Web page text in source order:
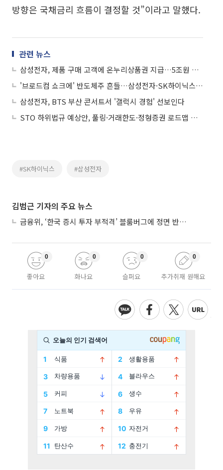
방향은 국채금리 흐름이 결정할 것”이라고 말했다.
관련 뉴스
삼성전자, 제품 구매 고객에 온누리상품권 지급…5조원 사회 기여 첫발
'브로드컴 쇼크에' 반도체주 흔들…삼성전자·SK하이닉스 '급락'
삼성전자, BTS 부산 콘서트서 '갤럭시 경험' 선보인다
STO 하위법규 예상안, 풀링·거래한도·정형증권 로드맵 제시
#SK하이닉스 #삼성전자
김범근 기자의 주요 뉴스
금융위, ‘한국 증시 투자 부적격’ 블룸버그에 정면 반박…“근거 불분명”
좋아요
0
화나요
0
슬퍼요
0
추가취재 원해요
0